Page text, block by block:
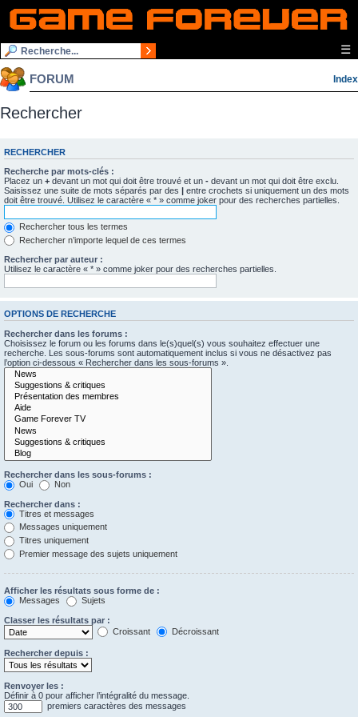
☰
FORUM Index
Rechercher
RECHERCHER
Recherche par mots-clés :
Placez un + devant un mot qui doit être trouvé et un - devant un mot qui doit être exclu.
Saisissez une suite de mots séparés par des | entre crochets si uniquement un des mots
doit être trouvé. Utilisez le caractère « * » comme joker pour des recherches partielles.
Rechercher tous les termes
Rechercher n’importe lequel de ces termes
Rechercher par auteur :
Utilisez le caractère « * » comme joker pour des recherches partielles.
OPTIONS DE RECHERCHE
Rechercher dans les forums :
Choisissez le forum ou les forums dans le(s)quel(s) vous souhaitez effectuer une
recherche. Les sous-forums sont automatiquement inclus si vous ne désactivez pas
l’option ci-dessous « Rechercher dans les sous-forums ».
Rechercher dans les sous-forums :
Oui
Non
Rechercher dans :
Titres et messages
Messages uniquement
Titres uniquement
Premier message des sujets uniquement
Afficher les résultats sous forme de :
Messages
Sujets
Classer les résultats par :
Croissant
Décroissant
Rechercher depuis :
Renvoyer les :
Définir à 0 pour afficher l’intégralité du message.
premiers caractères des messages